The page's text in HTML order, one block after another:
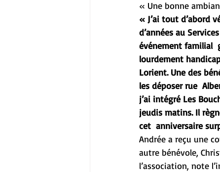
« Une bonne
« J’ai tout d’abord
d’années au
événement familial
lourdement
Lorient. Une des
les déposer rue
j’ai intégré Les
jeudis matins. Il
cet  anniversaire
Andrée a reçu une
autre bénévole,
l’association, note